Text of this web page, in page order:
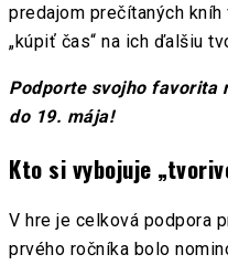
predajom prečítaných
„kúpiť čas“ na ich ďalšiu
Podporte svojho favorita
do 19. mája!
Kto si vybojuje
V hre je celková podpora
prvého ročníka bolo